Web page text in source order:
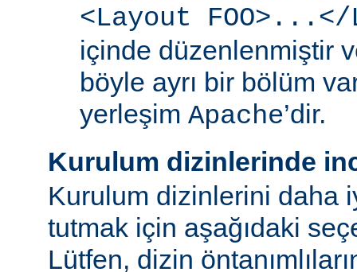
<Layout FOO>...</
içinde düzenlenmiştir
böyle ayrı bir bölüm
yerleşim Apache’dir.
Kurulum dizinlerinde
Kurulum dizinlerini daha
tutmak için aşağıdaki
Lütfen, dizin